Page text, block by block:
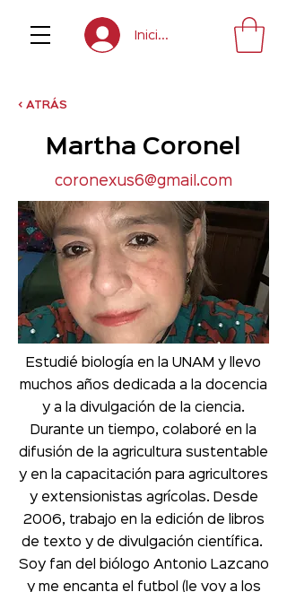
Inicia sesión
< ATRÁS
Martha Coronel
coronexus6@gmail.com
Estudié biología en la UNAM y llevo
muchos años dedicada a la docencia
y a la divulgación de la ciencia.
Durante un tiempo, colaboré en la
difusión de la agricultura sustentable
y en la capacitación para agricultores
y extensionistas agrícolas. Desde
2006, trabajo en la edición de libros
de texto y de divulgación científica.
Soy fan del biólogo Antonio Lazcano
y me encanta el futbol (le voy a los